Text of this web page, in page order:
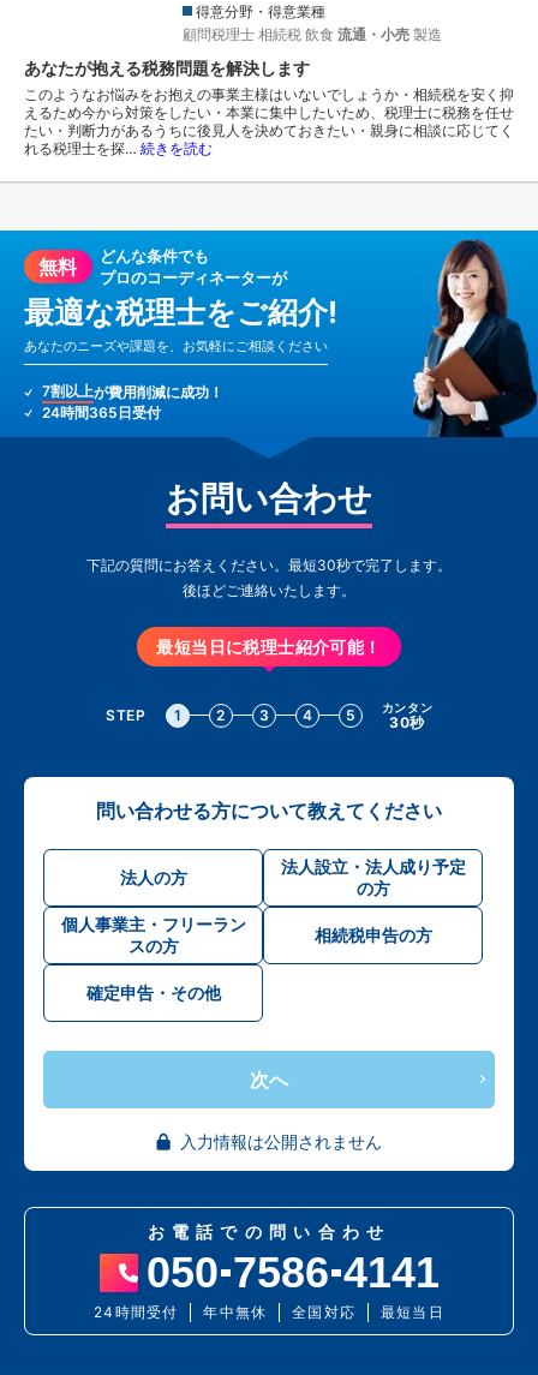
得意分野・得意業種
顧問税理士 相続税 飲食 流通・小売 製造
あなたが抱える税務問題を解決します
このようなお悩みをお抱えの事業主様はいないでしょうか・相続税を安く抑
えるため今から対策をしたい・本業に集中したいため、税理士に税務を任せ
たい・判断力があるうちに後見人を決めておきたい・親身に相談に応じてく
れる税理士を探… 続きを読む
無料
どんな条件でも
プロのコーディネーターが
最適な税理士をご紹介!
あなたのニーズや課題を、お気軽にご相談ください
7割以上が費用削減に成功！
24時間365日受付
お問い合わせ
下記の質問にお答えください。最短30秒で完了します。
後ほどご連絡いたします。
最短当日に税理士紹介可能！
STEP 1 2 3 4 5 カンタン
30秒
問い合わせる方について教えてください
法人の方
法人設立・法人成り予定
の方
個人事業主・フリーラン
スの方
相続税申告の方
確定申告・その他
次へ
入力情報は公開されません
お電話での問い合わせ
050 7586 4141
24時間受付 年中無休 全国対応 最短当日